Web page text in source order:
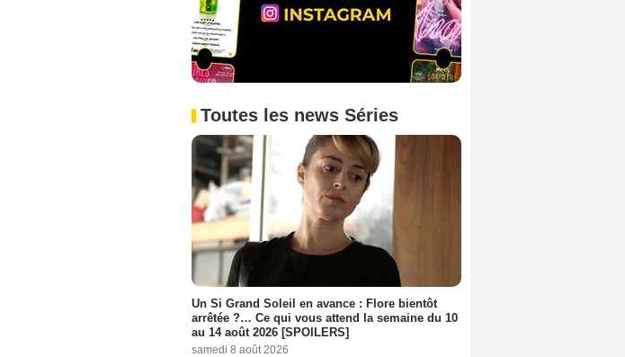
Toutes les news Séries
Un Si Grand Soleil en avance : Flore bientôt
arrêtée ?… Ce qui vous attend la semaine du 10
au 14 août 2026 [SPOILERS]
samedi 8 août 2026